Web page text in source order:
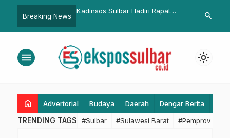
Breaking News
Kadinsos Sulbar Hadiri Rapat
Finalisasi Readiness Criteria
Pembangunan Sekolah Rakyat
Tahap II Tahun 2025 di Bali
Kemenkes Perkuat Deteksi
Meningkat 70 Persen
search
menu light_mode
home Advertorial Budaya Daerah Dengar Berita
TRENDING TAGS #Sulbar #Sulawesi Barat #Pemprov